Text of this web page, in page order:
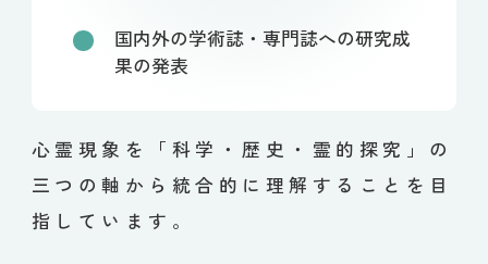
国内外の学術誌・専門誌への研究成
果の発表
心霊現象を「科学・歴史・霊的探究」の
三つの軸から統合的に理解することを目
指しています。